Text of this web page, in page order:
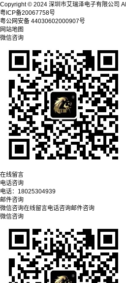
Copyright © 2024 深圳市艾瑞泽电子有限公司
粤ICP备20067758号
粤公网安备 44030602000907号
网站地图
微信咨询
在线留言
电话咨询
电话： 18025304939
邮件咨询
微信咨询在线留言电话咨询邮件咨询
微信咨询